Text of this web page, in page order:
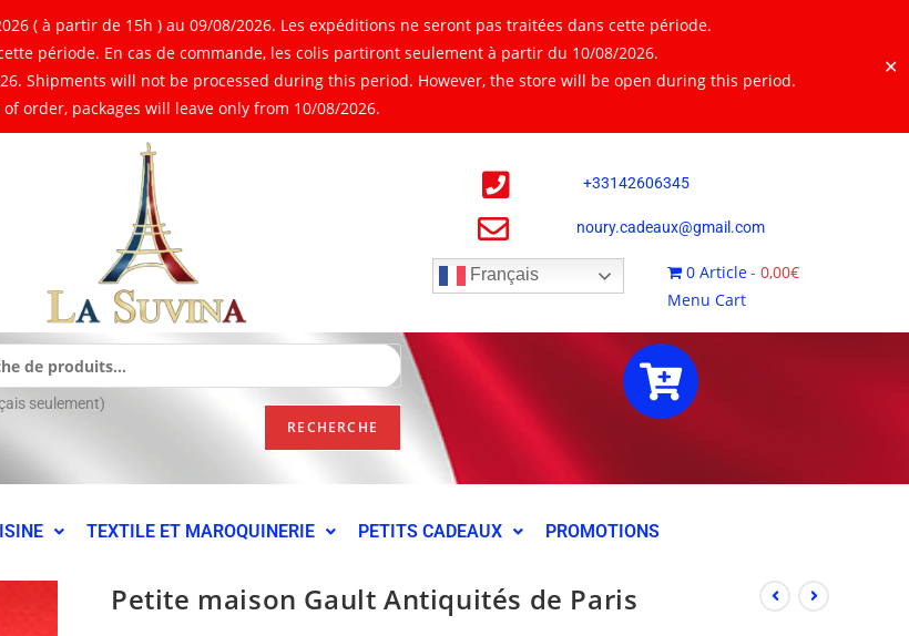
( à partir de 15h ) au 09/08/2026. Les expéditions ne seront pas traitées dans cette période.
période. En cas de commande, les colis partiront seulement à partir du 10/08/2026.
Shipments will not be processed during this period. However, the store will be open during this period.
of order, packages will leave only from 10/08/2026.
✕
+33142606345
noury.cadeaux@gmail.com
Français 0 Article
0,00€
Menu Cart
RECHERCHE
seulement)
TEXTILE ET MAROQUINERIE PETITS CADEAUX PROMOTIONS
Petite maison Gault Antiquités de Paris